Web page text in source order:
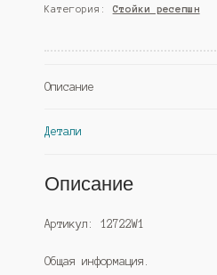
Белый
Категория: Стойки ресепшн
Описание
Детали
Описание
Артикул: 12722W1
Общая информация.